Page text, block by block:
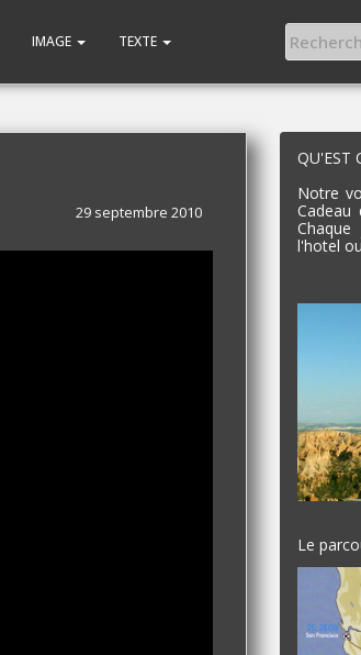
IMAGE TEXTE
29 septembre 2010
QU'EST
Notre
l'hotel
Le